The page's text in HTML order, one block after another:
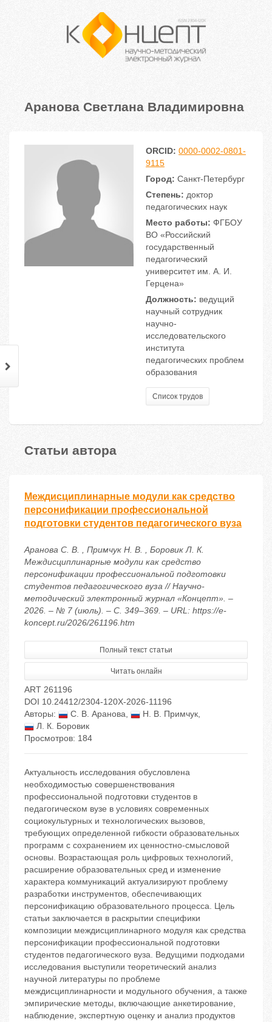
Аранова Светлана Владимировна
ORCID: 0000-0002-0801-
9115
Город: Санкт-Петербург
Степень: доктор
педагогических наук
Место работы: ФГБОУ
ВО «Российский
государственный
педагогический
университет им. А. И.
Герцена»
Должность: ведущий
научный сотрудник
научно-
исследовательского
института
педагогических проблем
образования
Список трудов
Статьи автора
Междисциплинарные модули как средство
персонификации профессиональной
подготовки студентов педагогического вуза
Аранова С. В. , Примчук Н. В. , Боровик Л. К.
Междисциплинарные модули как средство
персонификации профессиональной подготовки
студентов педагогического вуза // Научно-
методический электронный журнал «Концепт». –
2026. – № 7 (июль). – С. 349–369. – URL: https://e-
koncept.ru/2026/261196.htm
Полный текст статьи
Читать онлайн
ART 261196
DOI 10.24412/2304-120X-2026-11196
Авторы:
С. В. Аранова, Н. В. Примчук,
Л. К. Боровик
Просмотров: 184
Актуальность исследования обусловлена
необходимостью совершенствования
профессиональной подготовки студентов в
педагогическом вузе в условиях современных
социокультурных и технологических вызовов,
требующих определенной гибкости образовательных
программ с сохранением их ценностно-смысловой
основы. Возрастающая роль цифровых технологий,
расширение образовательных сред и изменение
характера коммуникаций актуализируют проблему
разработки инструментов, обеспечивающих
персонификацию образовательного процесса. Цель
статьи заключается в раскрытии специфики
композиции междисциплинарного модуля как средства
персонификации профессиональной подготовки
студентов педагогического вуза. Ведущими подходами
исследования выступили теоретический анализ
научной литературы по проблеме
междисциплинарности и модульного обучения, а также
эмпирические методы, включающие анкетирование,
наблюдение, экспертную оценку и анализ продуктов